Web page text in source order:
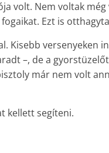
volt. Nem voltak még
Ezt is
Kisebb versenyeken
–, de a
már nem volt
kellett segíteni.